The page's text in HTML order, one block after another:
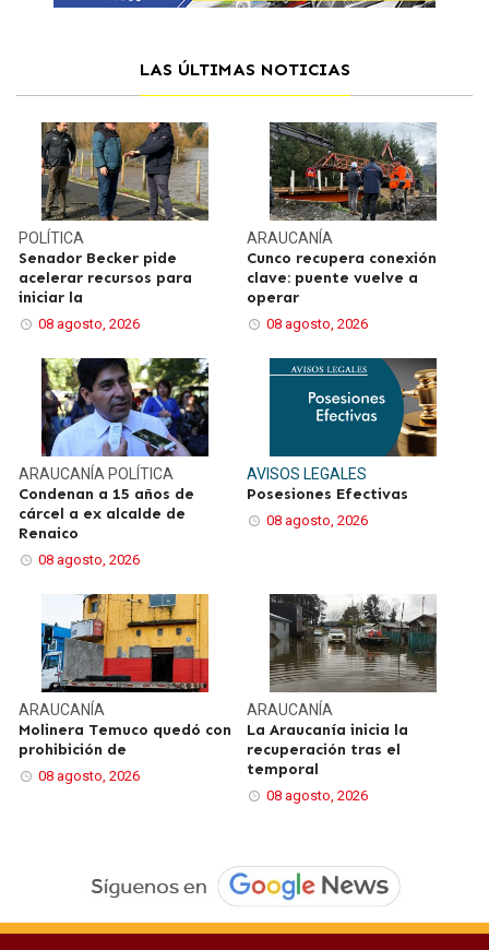
LAS ÚLTIMAS NOTICIAS
POLÍTICA
Senador Becker pide
acelerar recursos para
iniciar la
08 agosto, 2026
ARAUCANÍA
Cunco recupera conexión
clave: puente vuelve a
operar
08 agosto, 2026
ARAUCANÍA POLÍTICA
Condenan a 15 años de
cárcel a ex alcalde de
Renaico
08 agosto, 2026
AVISOS LEGALES
Posesiones Efectivas
08 agosto, 2026
ARAUCANÍA
Molinera Temuco quedó con
prohibición de
08 agosto, 2026
ARAUCANÍA
La Araucanía inicia la
recuperación tras el
temporal
08 agosto, 2026